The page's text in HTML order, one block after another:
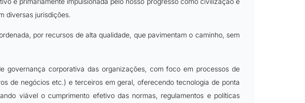
diversas jurisdições.
por recursos de alta qualidade, que pavimentam o caminho, sem
governança corporativa das organizações, com foco em processos de
de negócios etc.) e terceiros em geral, oferecendo tecnologia de ponta
viável o cumprimento efetivo das normas, regulamentos e políticas